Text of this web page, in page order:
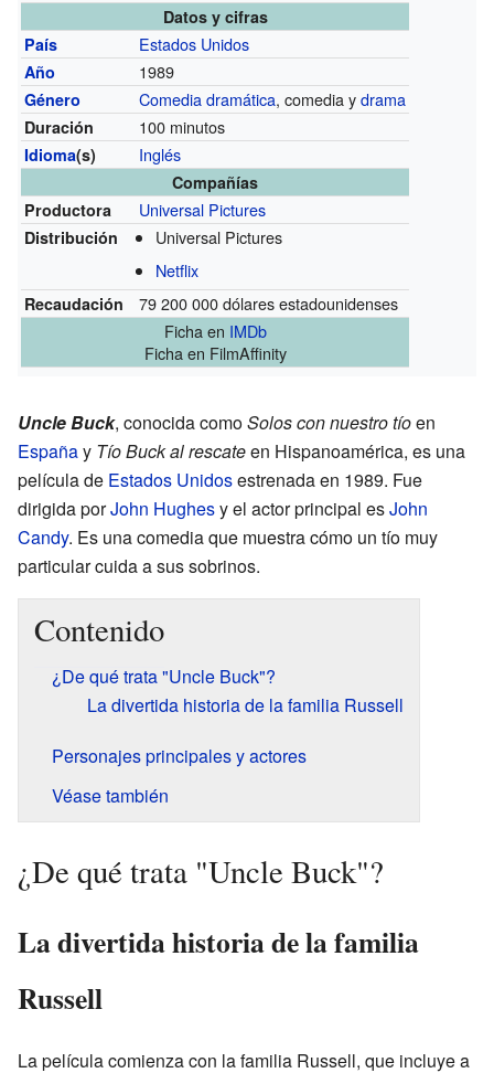
Datos y cifras
País
Estados Unidos
Año 1989
Género Comedia dramática, comedia ydrama
Duración 100 minutos
Idioma(s) Inglés
Compañías
Productora
Universal Pictures
Distribución
Universal Pictures
Netflix
Recaudación
79 200 000 dólares estadounidenses
Ficha en IMDb
Ficha en FilmAffinity
Uncle Buck, conocida comoSolos con nuestro tíoen
Españay Tío Buck al rescateen Hispanoamérica, es una
película de Estados Unidosestrenada en 1989. Fue
dirigida porJohn Hughesy el actor principal esJohn
Candy. Es una comedia que muestra cómo un tío muy
particular cuida a sus sobrinos.
Contenido
¿De qué trata "Uncle Buck"?
La divertida historia de la familia Russell
Personajes principales y actores
Véase también
¿De qué trata "Uncle Buck"?
La divertida historia de la familia
Russell
La película comienza con la familia Russell, que incluye a